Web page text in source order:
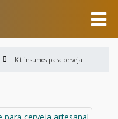
Kit insumos para cerveja